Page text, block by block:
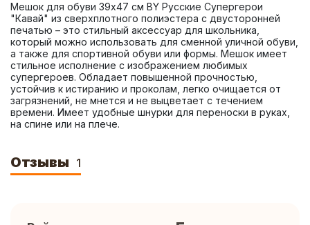
Мешок для обуви 39х47 см BY Русские Супергерои
"Кавай" из сверхплотного полиэстера с двусторонней
печатью – это стильный аксессуар для школьника,
который можно использовать для сменной уличной обуви,
а также для спортивной обуви или формы. Мешок имеет
стильное исполнение с изображением любимых
супергероев. Обладает повышенной прочностью,
устойчив к истиранию и проколам, легко очищается от
загрязнений, не мнется и не выцветает с течением
времени. Имеет удобные шнурки для переноски в руках,
на спине или на плече.
Отзывы 1